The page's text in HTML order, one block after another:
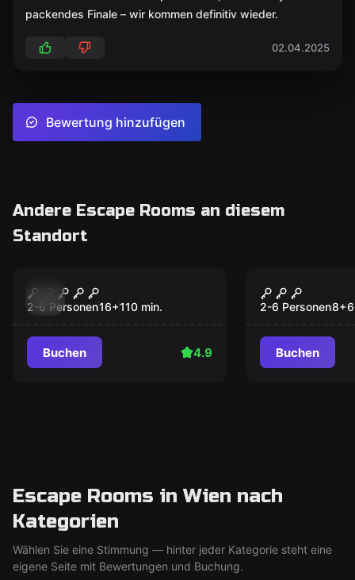
packendes Finale – wir kommen definitiv wieder.
02.04.2025
Bewertung hinzufügen
Andere Escape Rooms an diesem
Standort
THE TEMPLE
2-6 Personen16+110 min.
Buchen 4.9
The Castle
2-6 Personen8+
Buchen
Escape Rooms in Wien nach
Kategorien
Wählen Sie eine Stimmung — hinter jeder Kategorie steht eine
eigene Seite mit Bewertungen und Buchung.